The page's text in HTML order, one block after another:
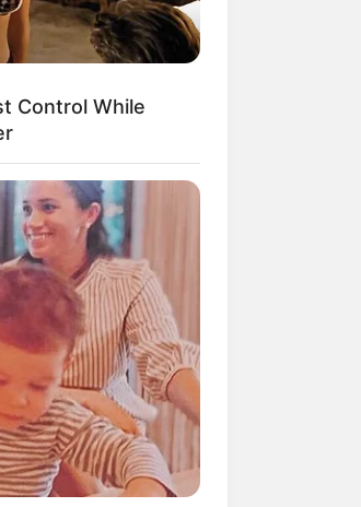
7 Potret
Berusia
Control While